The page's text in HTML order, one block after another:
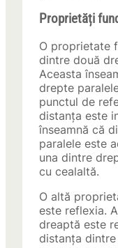
Proprietăți
O proprietate
dintre două
Aceasta
drepte
punctul de
distanța este
înseamnă că
paralele este
una dintre
cu cealaltă.
O altă
este reflexia.
dreaptă este
distanța dintre